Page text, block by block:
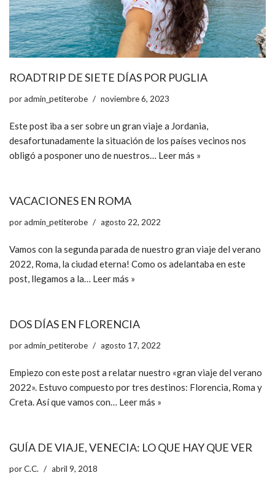
ROADTRIP DE SIETE DÍAS POR PUGLIA
poradmin_petiterobe noviembre 6, 2023
Este post iba a ser sobre un gran viaje a Jordania,
desafortunadamente la situación de los países vecinos nos
obligó a posponer uno de nuestros… Leer más »
VACACIONES EN ROMA
poradmin_petiterobe agosto 22, 2022
Vamos con la segunda parada de nuestro gran viaje del verano
2022, Roma, la ciudad eterna! Como os adelantaba en este
post, llegamos a la… Leer más »
DOS DÍAS EN FLORENCIA
poradmin_petiterobe agosto 17, 2022
Empiezo con este post a relatar nuestro «gran viaje del verano
2022». Estuvo compuesto por tres destinos: Florencia, Roma y
Creta. Así que vamos con… Leer más »
GUÍA DE VIAJE, VENECIA: LO QUE HAY QUE VER
porC.C. abril 9, 2018